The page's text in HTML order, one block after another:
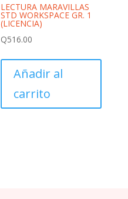
LECTURA MARAVILLAS
STD WORKSPACE GR. 1
(LICENCIA)
Q516.00
Añadir al
carrito